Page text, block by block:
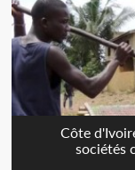
Côte
sociétés